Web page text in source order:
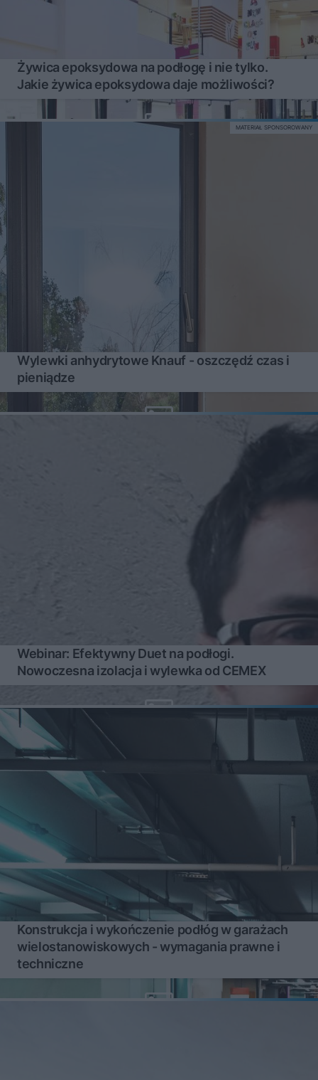
Żywica epoksydowa na podłogę i nie tylko.
Jakie żywica epoksydowa daje możliwości?
Wylewki anhydrytowe Knauf - oszczędź czas i
pieniądze
MATERIAŁ SPONSOROWANY
Webinar: Efektywny Duet na podłogi.
Nowoczesna izolacja i wylewka od CEMEX
Konstrukcja i wykończenie podłóg w garażach
wielostanowiskowych - wymagania prawne i
techniczne